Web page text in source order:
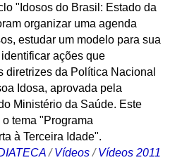
"Idosos do Brasil: Estado da
organizar uma agenda
estudar um modelo para sua
ações que
diretrizes da Política Nacional
Idosa, aprovada pela
Ministério da Saúde. Este
tema "Programa
à Terceira Idade".
/Vídeos /Vídeos 2011